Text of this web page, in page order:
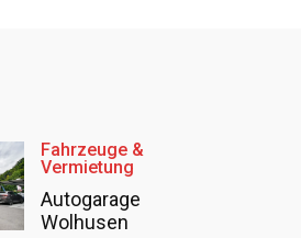
Fahrzeuge &
Vermietung
Autogarage
Wolhusen